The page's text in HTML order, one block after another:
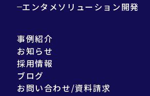
エンタメソリューション開発
事例紹介
お知らせ
採用情報
ブログ
お問い合わせ/資料請求